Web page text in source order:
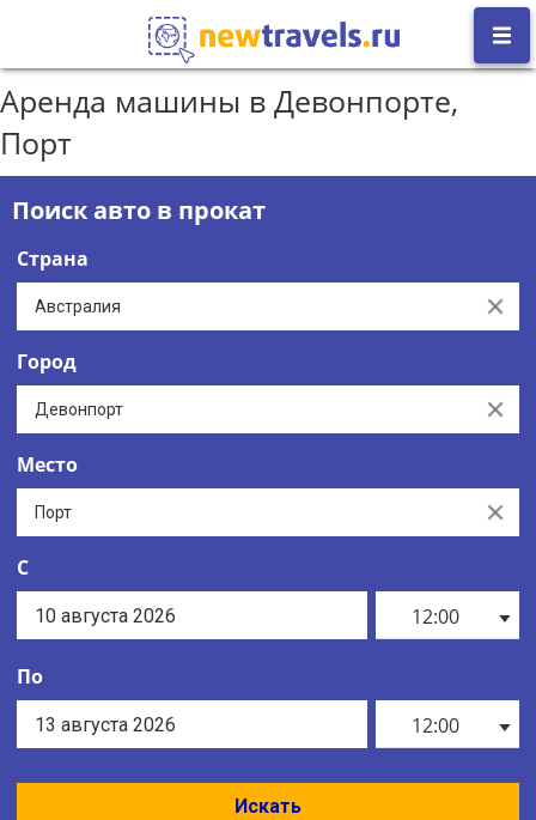
Аренда машины в Девонпорте,
Порт
Поиск авто в прокат
Страна
Clear
Город
Clear
Место
Clear
С
12:00
По
12:00
Искать